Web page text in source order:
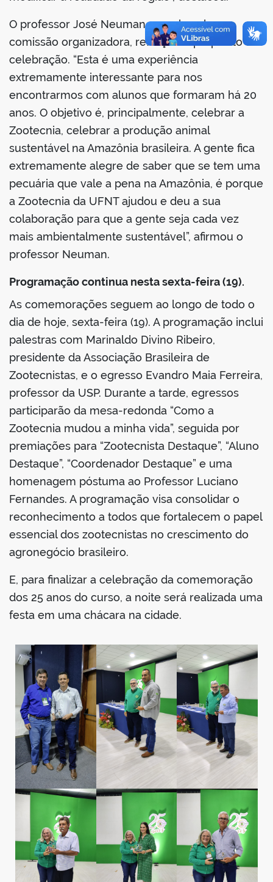
O professor José Neuman, membro da
comissão organizadora, reforçou o propósito da
celebração. “Esta é uma experiência
extremamente interessante para nos
encontrarmos com alunos que formaram há 20
anos. O objetivo é, principalmente, celebrar a
Zootecnia, celebrar a produção animal
sustentável na Amazônia brasileira. A gente fica
extremamente alegre de saber que se tem uma
pecuária que vale a pena na Amazônia, é porque
a Zootecnia da UFNT ajudou e deu a sua
colaboração para que a gente seja cada vez
mais ambientalmente sustentável”, afirmou o
professor Neuman.
Programação continua nesta sexta-feira (19).
As comemorações seguem ao longo de todo o
dia de hoje, sexta-feira (19). A programação inclui
palestras com Marinaldo Divino Ribeiro,
presidente da Associação Brasileira de
Zootecnistas, e o egresso Evandro Maia Ferreira,
professor da USP. Durante a tarde, egressos
participarão da mesa-redonda “Como a
Zootecnia mudou a minha vida”, seguida por
premiações para “Zootecnista Destaque”, “Aluno
Destaque”, “Coordenador Destaque” e uma
homenagem póstuma ao Professor Luciano
Fernandes. A programação visa consolidar o
reconhecimento a todos que fortalecem o papel
essencial dos zootecnistas no crescimento do
agronegócio brasileiro.
E, para finalizar a celebração da comemoração
dos 25 anos do curso, a noite será realizada uma
festa em uma chácara na cidade.